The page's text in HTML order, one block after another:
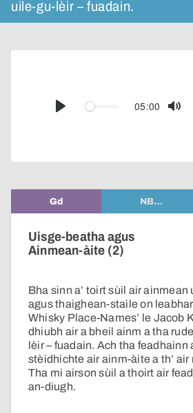
uile-gu-lèir – fuadain.
Play
05:00
Mute
Gd NB…
Uisge-beatha agus
Ainmean-àite (2)
Bha sinn a’ toirt sùil air
agus thaighean-staile on leabhar
Whisky Place-Names’ le Jacob
dhiubh air a bheil ainm a tha
lèir – fuadain. Ach tha feadhainn
stèidhichte air ainm-àite a th’ air
Tha mi airson sùil a thoirt air
an-diugh.